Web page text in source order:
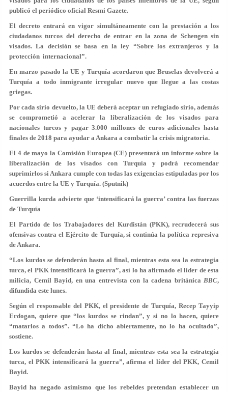
publicó el periódico oficial Resmi Gazete.
El decreto entrará en vigor simultáneamente con la prestación a los
ciudadanos turcos del derecho de entrar en la zona de Schengen sin
visados. La decisión se basa en la ley “Sobre los extranjeros y la
protección internacional”.
En marzo pasado la UE y Turquía acordaron que Bruselas devolverá a
Turquía a todo inmigrante irregular nuevo que llegue a las costas
griegas.
Por cada sirio devuelto, la UE deberá aceptar un refugiado sirio, además
se comprometió a acelerar la liberalización de los visados para
nacionales turcos y pagar 3.000 millones de euros adicionales hasta
finales de 2018 para ayudar a Ankara a combatir la crisis migratoria.
El 4 de mayo la Comisión Europea (CE) presentará un informe sobre la
liberalización de los visados con Turquía y podrá recomendar
suprimirlos si Ankara cumple con todas las exigencias estipuladas por los
acuerdos entre la UE y Turquía. (Sputnik)
Guerrilla kurda advierte que ‘intensificará la guerra’ contra las fuerzas
de Turquía
El Partido de los Trabajadores del Kurdistán (PKK), recrudecerá sus
ofensivas contra el Ejército de Turquía, si continúa la política represiva
de Ankara.
“Los kurdos se defenderán hasta al final, mientras esta sea la estrategia
turca, el PKK intensificará la guerra”, así lo ha afirmado el líder de esta
milicia, Cemil Bayid, en una entrevista con la cadena británica BBC,
difundida este lunes.
Según el responsable del PKK, el presidente de Turquía, Recep Tayyip
Erdogan, quiere que “los kurdos se rindan”, y si no lo hacen, quiere
“matarlos a todos”. “Lo ha dicho abiertamente, no lo ha ocultado”,
sostiene.
Los kurdos se defenderán hasta al final, mientras esta sea la estrategia
turca, el PKK intensificará la guerra”, afirma el líder del PKK, Cemil
Bayid.
Bayid ha negado asimismo que los rebeldes pretendan establecer un